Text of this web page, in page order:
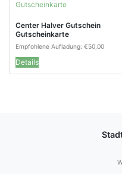
Center Halver Gutschein
Gutscheinkarte
Empfohlene Aufladung: €50,00
Details